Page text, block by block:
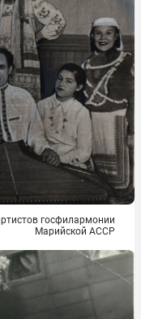
госфилармонии
Марийской АССР